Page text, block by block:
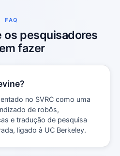
FAQ
os pesquisadores
fazer
no SVRC como uma
de robôs,
e tradução de pesquisa
ligado à UC Berkeley.